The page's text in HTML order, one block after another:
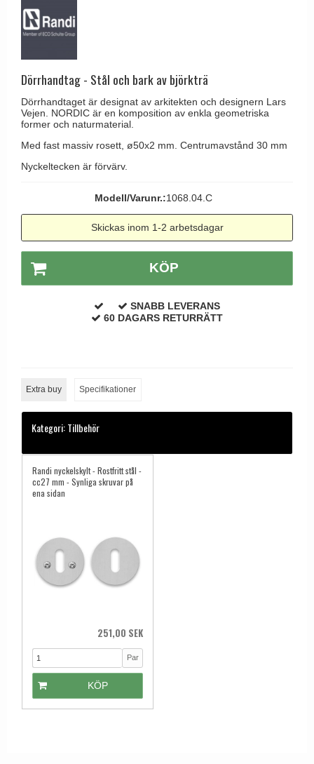
Delfin och valross
Lama dörrhandtag - Gio Ponti
Svanemøllen trädörrhandtag
Weingarden dörrhandtag
Randi Classic Line dörrhandtag
Turnstyle Design dörrhandtag
Terrass- och fönsterhandtag
Trädörrhandtag på långskylt
Ringklockor
Gångjärn till dörrar
Skruvar
Krokar & Krokar
Hatthyllor
Stormkrokar
Polermedel till mässing
Olivari
Turnstyle Designs
RDS dörrhandtag
Samuel Heath produkter
Sibes Metall
Søe-Jensen & Co.
Valli & Valli dörrhandtag
YOUNG dörrhandtag
Dörrhandtag - Stål och bark av björkträ
Dörrhandtaget är designat av arkitekten och designern Lars
Vejen. NORDIC är en komposition av enkla geometriska
former och naturmaterial.
Med fast massiv rosett, ø50x2 mm. Centrumavstånd 30 mm
Nyckeltecken är förvärv.
Modell/Varunr.:1068.04.C
Skickas inom 1-2 arbetsdagar
KÖP
SNABB LEVERANS
60 DAGARS RETURRÄTT
Extra buy Specifikationer
Kategori:Tillbehör
Randi nyckelskylt - Rostfritt stål -
cc27 mm - Synliga skruvar på
ena sidan
251,00 SEK
Par
KÖP